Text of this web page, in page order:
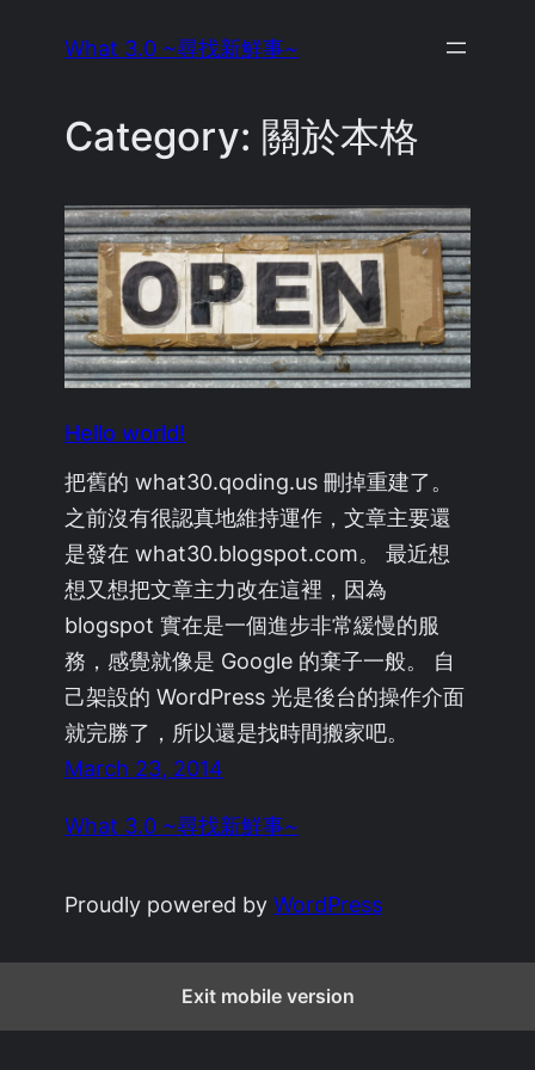
What 3.0 ~尋找新鮮事~
Category: 關於本格
Hello world!
把舊的 what30.qoding.us 刪掉重建了。
之前沒有很認真地維持運作，文章主要還
是發在 what30.blogspot.com。 最近想
想又想把文章主力改在這裡，因為
blogspot 實在是一個進步非常緩慢的服
務，感覺就像是 Google 的棄子一般。 自
己架設的 WordPress 光是後台的操作介面
就完勝了，所以還是找時間搬家吧。
March 23, 2014
What 3.0 ~尋找新鮮事~
Proudly powered byWordPress
Exit mobile version